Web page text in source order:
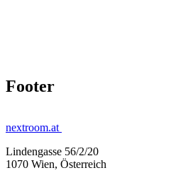
Footer
nextroom.at
Lindengasse 56/2/20
1070 Wien, Österreich